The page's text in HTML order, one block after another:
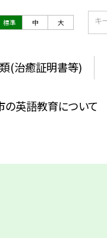
標準 中 大
(治癒証明書等)
の英語教育について